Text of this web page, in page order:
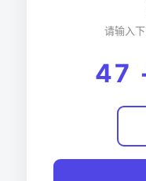
请输入
47